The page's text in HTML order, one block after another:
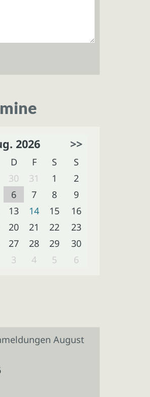
2026 >>
D F S
S
30 31 1
2
6 7 8
9
13 14 15
16
20 21 22
23
27 28 29
30
3 4 5 6
August